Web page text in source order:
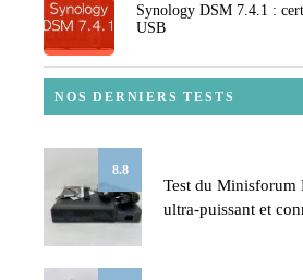
Synology DSM 7.4.1 :
USB
NOS DERNIERS TESTS
8.8
Test du
ultra-puissant et